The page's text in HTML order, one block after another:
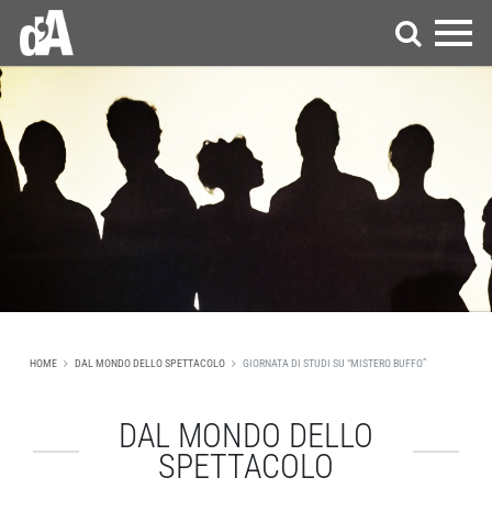
HOME DAL MONDO DELLO SPETTACOLO GIORNATA DI STUDI SU “MISTERO BUFFO”
DAL MONDO DELLO
SPETTACOLO